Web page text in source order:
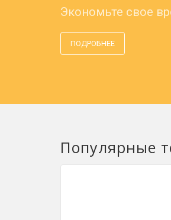
Экономьте свое
ПОДРОБНЕЕ
Популярные